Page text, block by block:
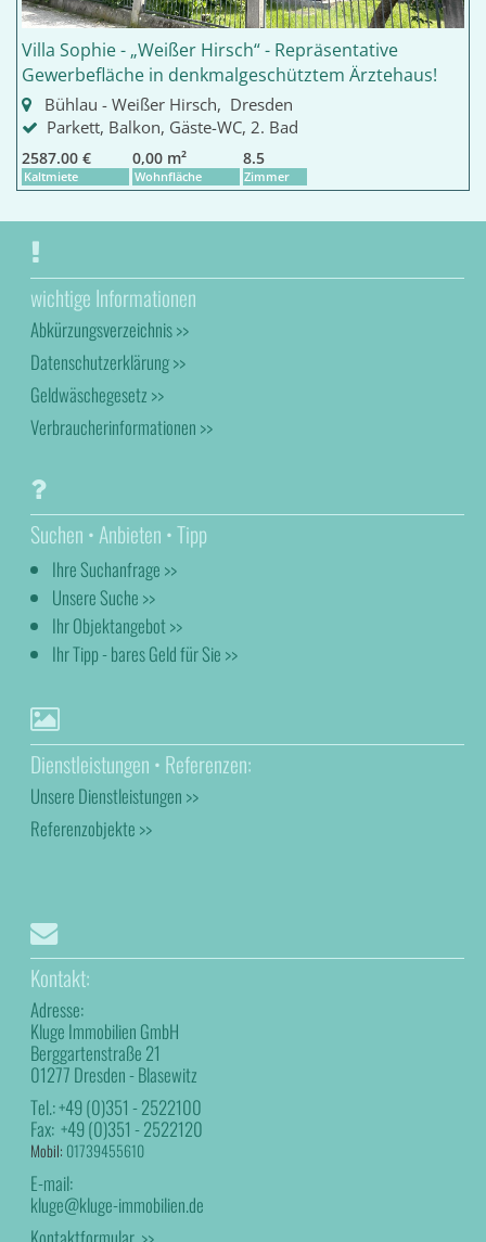
Villa Sophie - „Weißer Hirsch“ - Repräsentative
Gewerbefläche in denkmalgeschütztem Ärztehaus!
Bühlau - Weißer Hirsch, Dresden
Parkett, Balkon, Gäste-WC, 2. Bad
2587.00 €
Kaltmiete
0,00 m²
Wohnfläche
8.5
Zimmer
wichtige Informationen
Abkürzungsverzeichnis >>
Datenschutzerklärung >>
Geldwäschegesetz >>
Verbraucherinformationen >>
Suchen • Anbieten • Tipp
Ihre Suchanfrage >>
Unsere Suche >>
Ihr Objektangebot >>
Ihr Tipp - bares Geld für Sie >>
Dienstleistungen • Referenzen:
Unsere Dienstleistungen >>
Referenzobjekte >>
Kontakt:
Adresse:
Kluge Immobilien GmbH
Berggartenstraße 21
01277 Dresden - Blasewitz
Tel.:+49 (0)351 - 2522100
Fax:+49 (0)351 - 2522120
Mobil: 01739455610
E-mail:
kluge@kluge-immobilien.de